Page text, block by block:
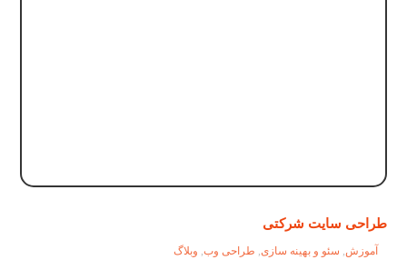
طراحی سایت شرکتی
آموزش سئو و بهینه سازی طراحی وب وبلاگ